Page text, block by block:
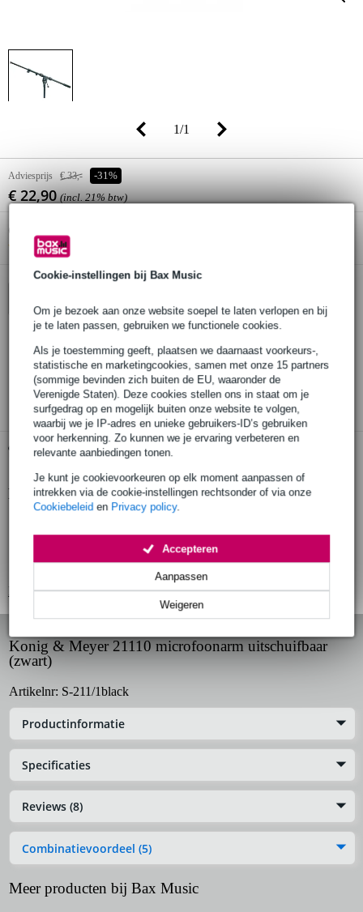
Cookie-instellingen bij Bax Music
Om je bezoek aan onze website soepel te laten verlopen en bij
je te laten passen, gebruiken we functionele cookies.
Als je toestemming geeft, plaatsen we daarnaast voorkeurs-,
statistische en marketingcookies, samen met onze 15 partners
(sommige bevinden zich buiten de EU, waaronder de
Verenigde Staten). Deze cookies stellen ons in staat om je
surfgedrag op en mogelijk buiten onze website te volgen,
waarbij we je IP-adres en unieke gebruikers-ID’s gebruiken
voor herkenning. Zo kunnen we je ervaring verbeteren en
relevante aanbiedingen tonen.
Je kunt je cookievoorkeuren op elk moment aanpassen of
intrekken via de cookie-instellingen rechtsonder of via onze
Cookiebeleid en Privacy policy.
Weigeren
Aanpassen
Accepteren
1/1
Adviesprijs € 33,- -31%
€ 22,90 (incl. 21% btw)
Online voorraadstatus:
werkdagen
30 dagen 'niet goed geld terug' garantie
3 jaar Bax Music garantie
Gratis ophalen in de winkel
Productinformatie
uitschuifbare buis
Bekijk alle productspecificaties
Konig & Meyer 21110 microfoonarm uitschuifbaar
(zwart)
Artikelnr: S-211/1black
Productinformatie
Specificaties
Reviews (8)
Combinatievoordeel (5)
Meer producten bij Bax Music